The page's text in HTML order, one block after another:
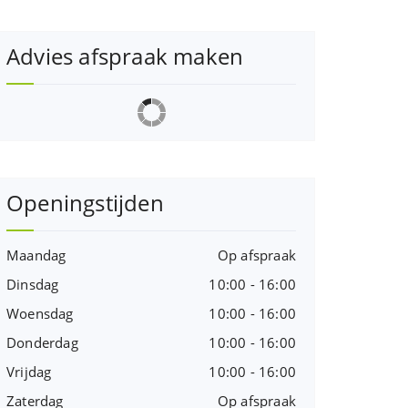
Advies afspraak maken
Openingstijden
Maandag
Op afspraak
Dinsdag
10:00 - 16:00
Woensdag
10:00 - 16:00
Donderdag
10:00 - 16:00
Vrijdag
10:00 - 16:00
Zaterdag
Op afspraak